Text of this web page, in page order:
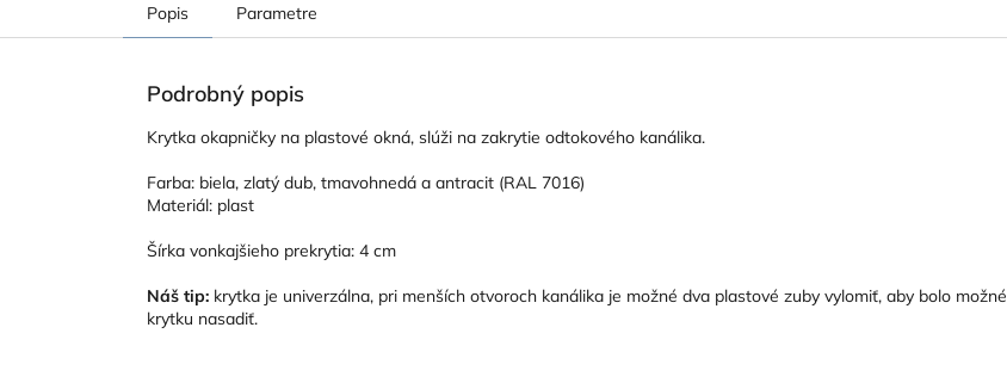
Popis Parametre
Podrobný popis
Krytka okapničky na plastové okná, slúži na zakrytie odtokového kanálika.
Farba: biela, zlatý dub, tmavohnedá a antracit (RAL 7016)
Materiál: plast
Šírka vonkajšieho prekrytia: 4 cm
Náš tip: krytka je univerzálna, pri menších otvoroch kanálika je možné dva plastové zuby vylomiť, aby bolo možné
krytku nasadiť.